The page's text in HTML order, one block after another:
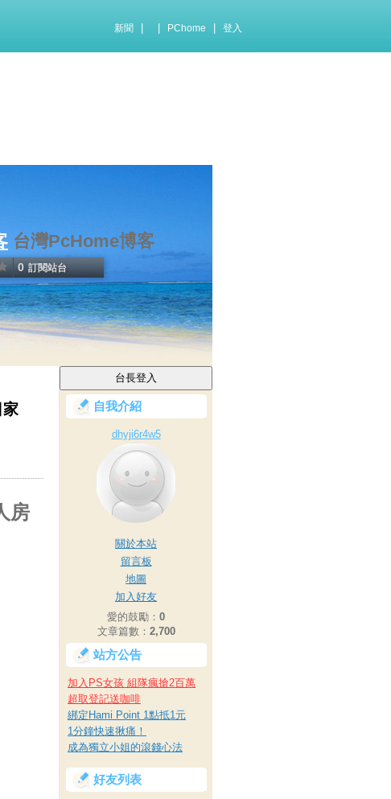
新聞 PChome 登入
台灣PcHome博客
0 訂閱站台
家
房
自我介紹
dhyji6r4w5
關於本站
留言板
地圖
加入好友
愛的鼓勵： 0
文章篇數： 2,700
站方公告
加入PS女孩 組隊瘋搶2百萬
超取登記送咖啡
綁定Hami Point 1點抵1元
1分鐘快速揪痛！
成為獨立小姐的滾錢心法
好友列表